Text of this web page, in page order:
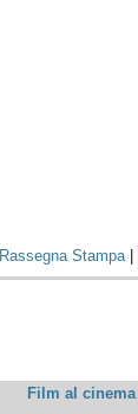
Rassegna Stampa|
Film al cinema